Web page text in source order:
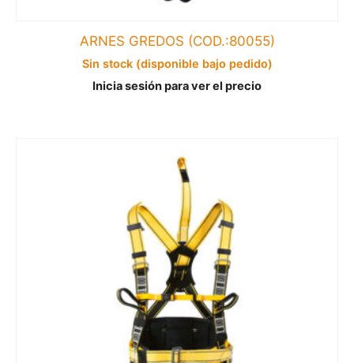
ARNES GREDOS (COD.:80055)
Sin stock (disponible bajo pedido)
Inicia sesión para ver el precio